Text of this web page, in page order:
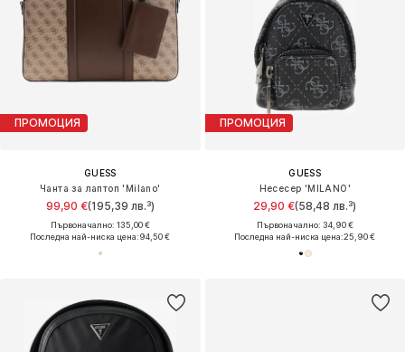
ПРОМОЦИЯ
GUESS
Чанта за лаптоп 'Milano'
99,90 €(195,39 лв.³)
Първоначално: 135,00 €
Последна най-ниска цена:94,50 €
ПРОМОЦИЯ
GUESS
Несесер 'MILANO'
29,90 €(58,48 лв.³)
Първоначално: 34,90 €
Последна най-ниска цена:25,90 €